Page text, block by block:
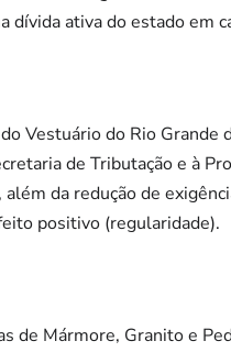
dívida ativa do estado em
Vestuário do Rio
de Tributação e à
da redução de
positivo (regularidade).
de Mármore, Granito e